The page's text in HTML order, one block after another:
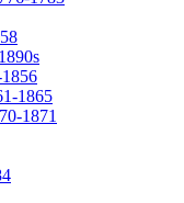
1865
1871